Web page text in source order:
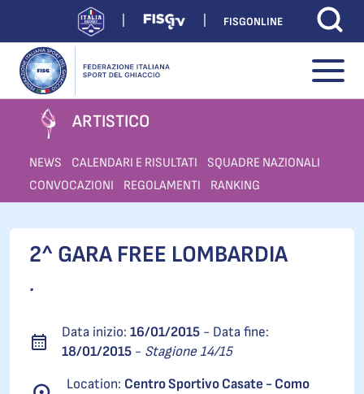
FISGONLINE
ARTISTICO
NEWS CALENDARI E RISULTATI
SQUADRE NAZIONALI
CONVOCAZIONI
REGOLAMENTI RANKING
2^ GARA FREE LOMBARDIA
.
Data inizio: 16/01/2015 - Data fine:
18/01/2015 - Stagione 14/15
Location: Centro Sportivo Casate - Como